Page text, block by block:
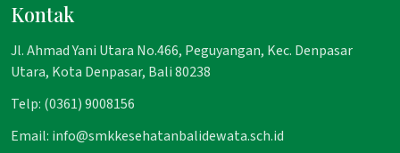
Kontak
Jl. Ahmad Yani Utara No.466, Peguyangan, Kec. Denpasar
Utara, Kota Denpasar, Bali 80238
Telp: (0361) 9008156
Email: info@smkkesehatanbalidewata.sch.id